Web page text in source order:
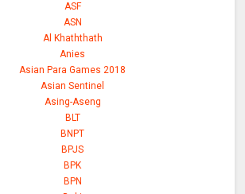
ASF
ASN
Al Khaththath
Anies
Asian Para Games 2018
Asian Sentinel
Asing-Aseng
BLT
BNPT
BPJS
BPK
BPN